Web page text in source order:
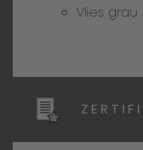
Vlies grau